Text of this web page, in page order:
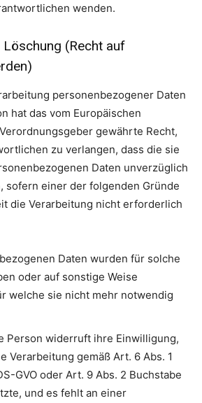
wenden.
(Recht auf
personenbezogener Daten
hat das vom Europäischen
gewährte Recht,
zu verlangen, dass die sie
Daten unverzüglich
sofern einer der folgenden Gründe
die Verarbeitung nicht erforderlich
Daten wurden für solche
oder auf sonstige Weise
welche sie nicht mehr notwendig
Person widerruft ihre Einwilligung,
Verarbeitung gemäß Art. 6 Abs. 1
GVO oder Art. 9 Abs. 2 Buchstabe
und es fehlt an einer